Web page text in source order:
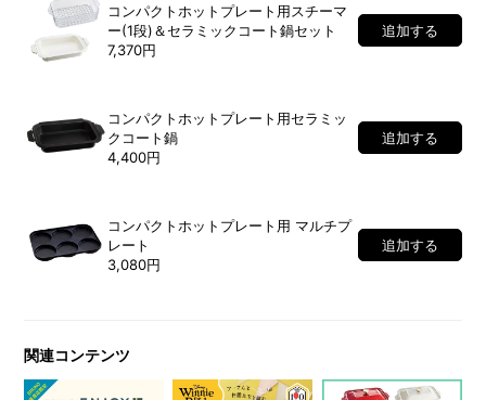
コンパクトホットプレート用スチーマ
ー(1段)＆セラミックコート鍋セット
7,370円
追加する
コンパクトホットプレート用セラミッ
クコート鍋
4,400円
追加する
コンパクトホットプレート用 マルチプ
レート
3,080円
追加する
関連コンテンツ